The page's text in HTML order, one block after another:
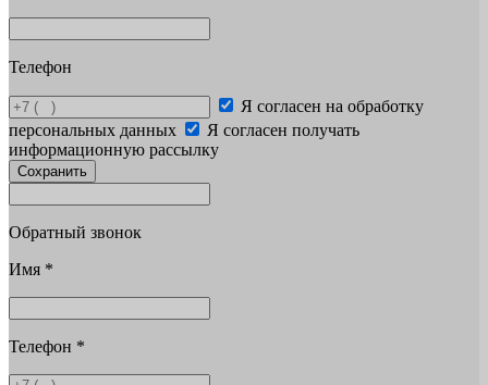
Телефон
Я согласен на обработку
персональных данных
Я согласен получать
информационную рассылку
Сохранить
Обратный звонок
Имя *
Телефон *